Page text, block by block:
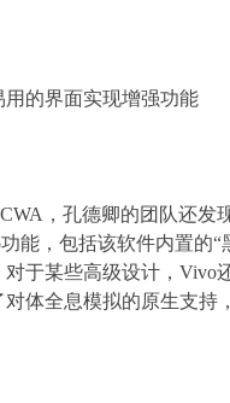
的界面实现增强功能
，孔德卿的团队还发现
功能，包括该软件内置的
对于某些高级设计，Vivo
对体全息模拟的原生支持